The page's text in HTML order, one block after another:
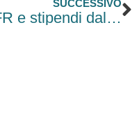
SUCCESSIVO
TFR e stipendi dal Fondo di Garanzia: potenziato il servizio INPS